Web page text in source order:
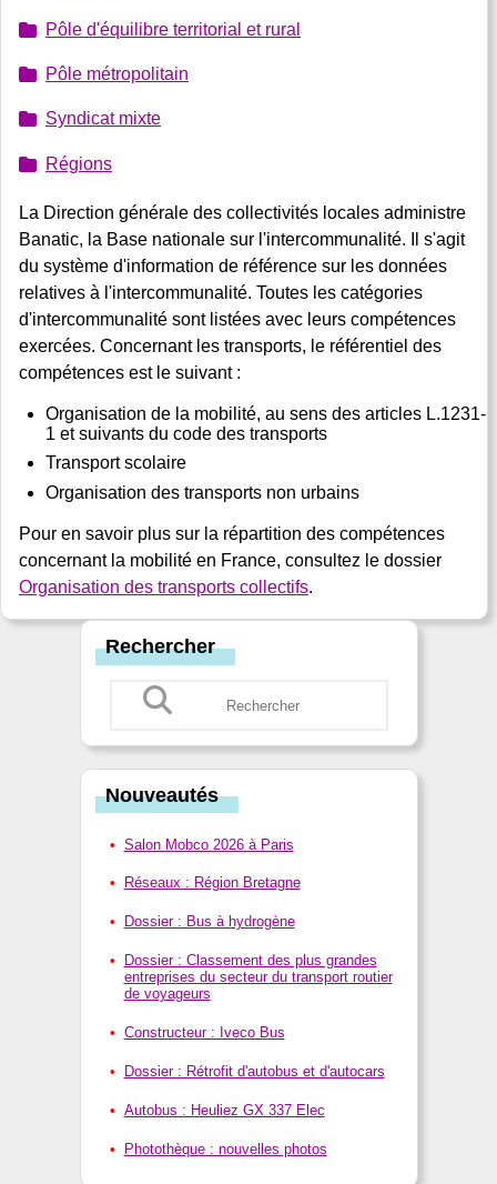
Pôle d'équilibre territorial et rural
Pôle métropolitain
Syndicat mixte
Régions
La Direction générale des collectivités locales administre
Banatic, la Base nationale sur l'intercommunalité. Il s'agit
du système d'information de référence sur les données
relatives à l'intercommunalité. Toutes les catégories
d'intercommunalité sont listées avec leurs compétences
exercées. Concernant les transports, le référentiel des
compétences est le suivant :
Organisation de la mobilité, au sens des articles L.1231-
1 et suivants du code des transports
Transport scolaire
Organisation des transports non urbains
Pour en savoir plus sur la répartition des compétences
concernant la mobilité en France, consultez le dossier
Organisation des transports collectifs.
Rechercher
Nouveautés
Salon Mobco 2026 à Paris
Réseaux : Région Bretagne
Dossier : Bus à hydrogène
Dossier : Classement des plus grandes
entreprises du secteur du transport routier
de voyageurs
Constructeur : Iveco Bus
Dossier : Rétrofit d'autobus et d'autocars
Autobus : Heuliez GX 337 Elec
Photothèque : nouvelles photos